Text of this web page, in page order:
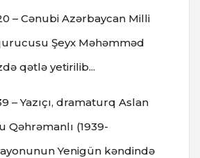
– Cənubi Azərbaycan Milli
Şeyx Məhəmməd
qətlə yetirilib...
– Yazıçı, dramaturq Aslan
Qəhrəmanlı (1939-
Yenigün kəndində